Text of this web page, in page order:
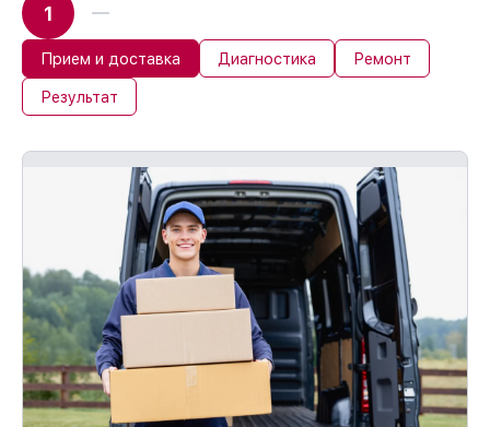
1
Прием и доставка Диагностика Ремонт
Результат